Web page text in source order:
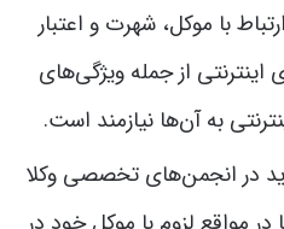
با موکل، شهرت و اعتبار
اینترنتی از جمله ویژگی‌های
به آن‌ها نیازمند است.
در انجمن‌های تخصصی وکلا